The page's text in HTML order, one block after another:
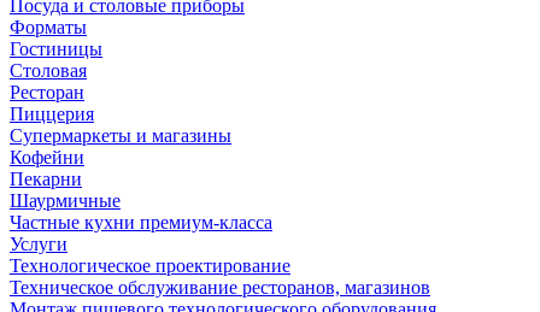
Посуда и столовые приборы
Форматы
Гостиницы
Столовая
Ресторан
Пиццерия
Супермаркеты и магазины
Кофейни
Пекарни
Шаурмичные
Частные кухни премиум-класса
Услуги
Технологическое проектирование
Техническое обслуживание ресторанов, магазинов